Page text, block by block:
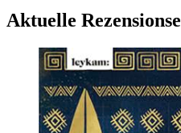
Aktuelle